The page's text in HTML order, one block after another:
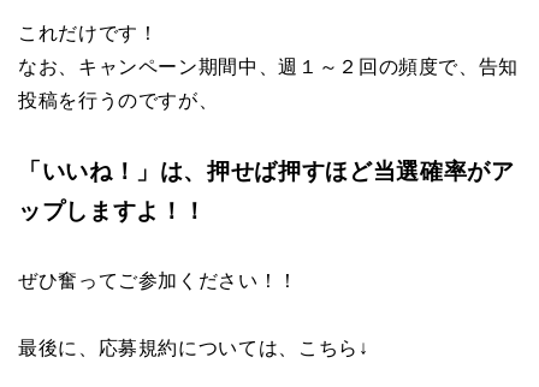
これだけです！
なお、キャンペーン期間中、週１～２回の頻度で、告知
投稿を行うのですが、
「いいね！」は、押せば押すほど当選確率がア
ップしますよ！！
ぜひ奮ってご参加ください！！
最後に、応募規約については、こちら↓